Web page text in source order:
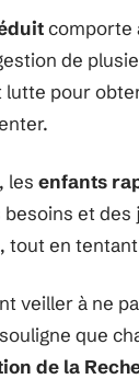
comporte
de
pour
les enfants
et
en
veiller à ne
que
de la